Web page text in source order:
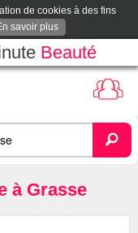
de cookies à des fins
savoir plus
Beauté
à Grasse